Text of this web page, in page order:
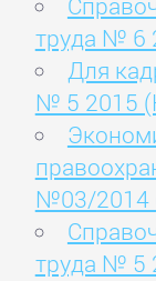
труда № 6
Для
№ 5 2015
№03/2014
труда № 5